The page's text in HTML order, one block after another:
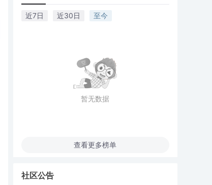
近7日 近30日 至今
暂无数据
查看更多榜单
社区公告